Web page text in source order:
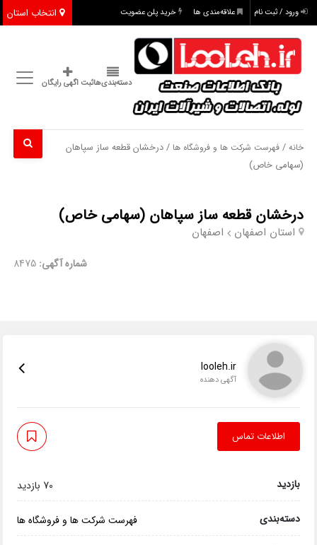
انتخاب استان ورود / ثبت نام علاقه‌مندی ها خرید پلن عضویت
دسته‌بندی‌هاثبت اگهی رایگان
خانه /فهرست شرکت ها و فروشگاه ها / درخشان قطعه ساز سپاهان
(سهامی خاص)
درخشان قطعه ساز سپاهان (سهامی خاص)
استان اصفهان اصفهان
شماره آگهی: 8475
looleh.ir
آگهی دهنده
اطلاعات تماس
بازدید 70 بازدید
دسته‌بندی فهرست شرکت ها و فروشگاه ها